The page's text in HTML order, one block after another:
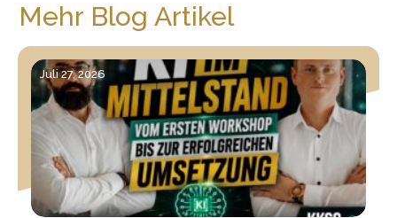
Mehr Blog Artikel
Juli 27, 2026